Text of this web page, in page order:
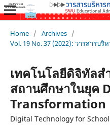
Home / Archives /
Vol. 19 No. 37 (2022): วารสารบริ
เทคโนโลยีดิจิทัลส
สถานศึกษาในยุค
Transformation
Digital Technology for